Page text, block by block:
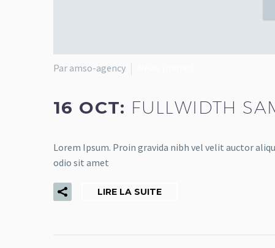
Par amso-agency
16 OCT: FULLWIDTH
Lorem Ipsum. Proin gravida nibh vel velit auctor
odio sit amet
LIRE LA SUITE